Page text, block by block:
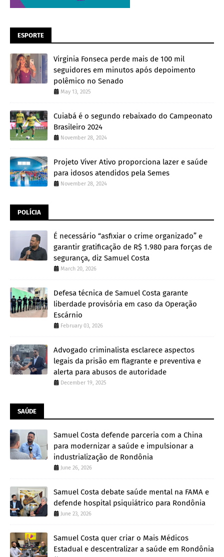
ESPORTE
Virginia Fonseca perde mais de 100 mil
seguidores em minutos após depoimento
polêmico no Senado
May 13, 2025
Cuiabá é o segundo rebaixado do Campeonato
Brasileiro 2024
November 28, 2024
Projeto Viver Ativo proporciona lazer e saúde
para idosos atendidos pela Semes
November 28, 2024
POLÍCIA
É necessário “asfixiar o crime organizado” e
garantir gratificação de R$ 1.980 para forças de
segurança, diz Samuel Costa
March 20, 2026
Defesa técnica de Samuel Costa garante
liberdade provisória em caso da Operação
Escárnio
February 03, 2026
Advogado criminalista esclarece aspectos
legais da prisão em flagrante e preventiva e
alerta para abusos de autoridade
December 19, 2025
SAÚDE
Samuel Costa defende parceria com a China
para modernizar a saúde e impulsionar a
industrialização de Rondônia
June 26, 2026
Samuel Costa debate saúde mental na FAMA e
defende hospital psiquiátrico para Rondônia
June 23, 2026
Samuel Costa quer criar o Mais Médicos
Estadual e descentralizar a saúde em Rondônia